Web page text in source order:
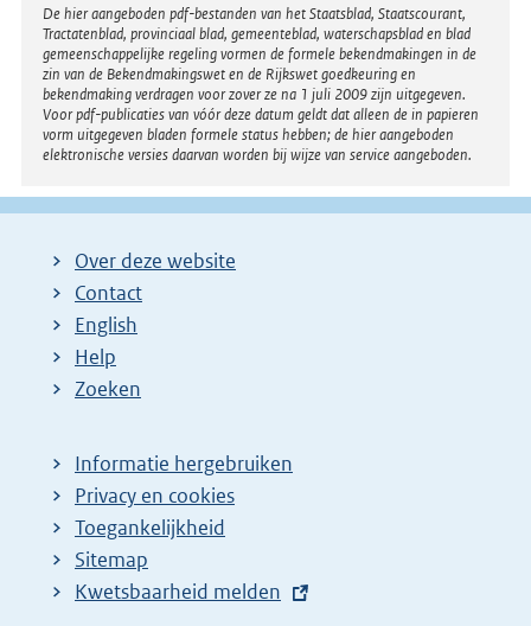
Disclaimer
De hier aangeboden pdf-bestanden van het Staatsblad, Staatscourant,
Tractatenblad, provinciaal blad, gemeenteblad, waterschapsblad en blad
gemeenschappelijke regeling vormen de formele bekendmakingen in de
zin van de Bekendmakingswet en de Rijkswet goedkeuring en
bekendmaking verdragen voor zover ze na 1 juli 2009 zijn uitgegeven.
Voor pdf-publicaties van vóór deze datum geldt dat alleen de in papieren
vorm uitgegeven bladen formele status hebben; de hier aangeboden
elektronische versies daarvan worden bij wijze van service aangeboden.
Over deze website
Contact
English
Help
Zoeken
Informatie hergebruiken
Privacy en cookies
Toegankelijkheid
Sitemap
E
Kwetsbaarheid melden